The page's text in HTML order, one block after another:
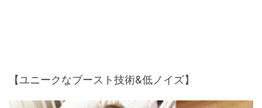
【ユニークなブースト技術&低ノイズ】